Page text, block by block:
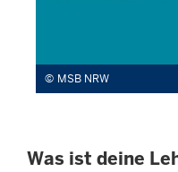
MSB NRW
Was ist deine